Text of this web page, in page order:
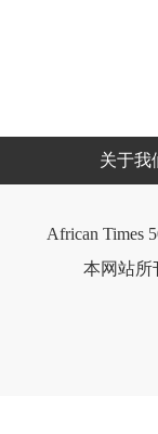
关于我
African Times
本网站所